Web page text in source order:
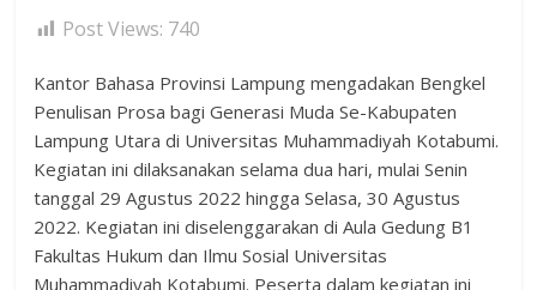
Bahasa
Post Views: 740
Kantor Bahasa Provinsi Lampung mengadakan Bengkel
Penulisan Prosa bagi Generasi Muda Se-Kabupaten
Lampung Utara di Universitas Muhammadiyah Kotabumi.
Kegiatan ini dilaksanakan selama dua hari, mulai Senin
tanggal 29 Agustus 2022 hingga Selasa, 30 Agustus
2022. Kegiatan ini diselenggarakan di Aula Gedung B1
Fakultas Hukum dan Ilmu Sosial Universitas
Muhammadiyah Kotabumi. Peserta dalam kegiatan ini